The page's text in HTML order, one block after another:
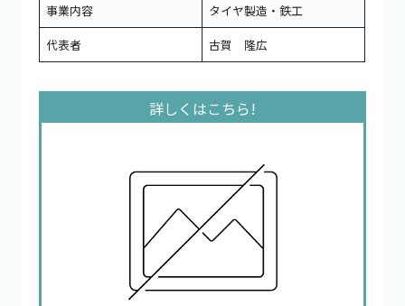
事業内容
タイヤ製造・鉄工
代表者
古賀 隆広